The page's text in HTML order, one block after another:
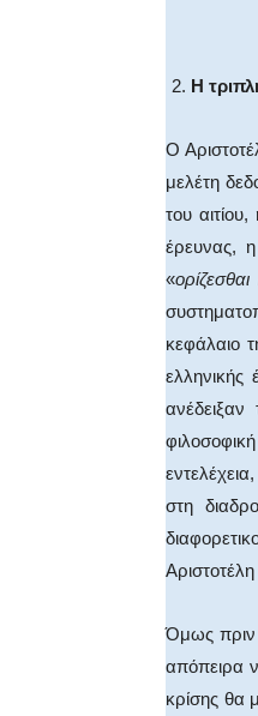
Η
Ο
μελέτη
του
έρευνας,
«
κεφάλαιο
ελληνικής
στη
Όμως πριν
απόπειρα
κρίσης θα